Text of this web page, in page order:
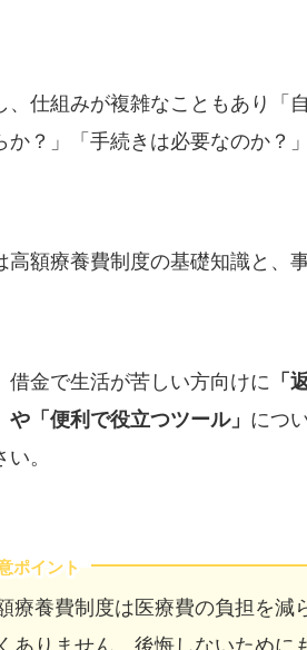
、仕組みが複雑なこともあり「
か？」「手続きは必要なのか？
高額療養費制度の基礎知識と、
借金で生活が苦しい方向けに 「
や「便利で役立つツール」 につ
い。
ポイント
療養費制度は医療費の負担を減
ありません。後悔しないために